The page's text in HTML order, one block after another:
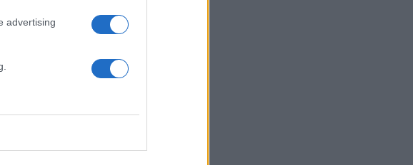
advertising
50 /50
2000 /2000